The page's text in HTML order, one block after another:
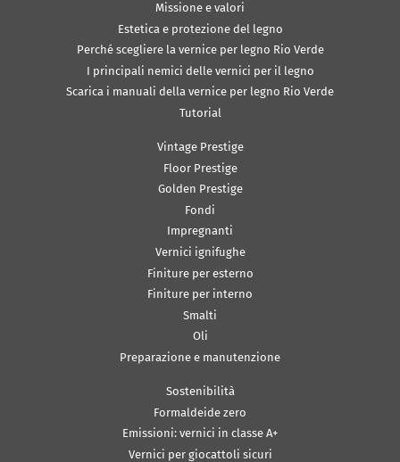
Missione e valori
Estetica e protezione del legno
Perché scegliere la vernice per legno Rio Verde
I principali nemici delle vernici per il legno
Scarica i manuali della vernice per legno Rio Verde
Tutorial
Vintage Prestige
Floor Prestige
Golden Prestige
Fondi
Impregnanti
Vernici ignifughe
Finiture per esterno
Finiture per interno
Smalti
Oli
Preparazione e manutenzione
Sostenibilità
Formaldeide zero
Emissioni: vernici in classe A+
Vernici per giocattoli sicuri